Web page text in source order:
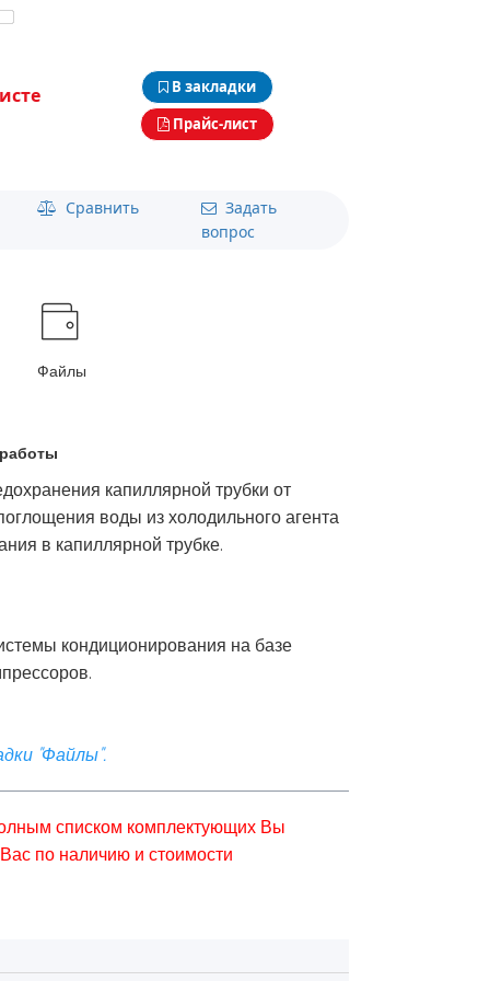
В закладки
Прайс-лист
Сравнить
Задать
вопрос
Файлы
капиллярной трубки от
воды из холодильного агента
в капиллярной трубке.
кондиционирования на базе
"Файлы".
списком комплектующих Вы
по наличию и стоимости